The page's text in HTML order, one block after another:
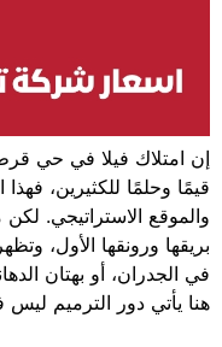
إن امتلاك فيلا في حي
قيمًا وحلمًا للكثيرين،
والموقع الاستراتيجي.
بريقها ورونقها الأول،
في الجدران، أو بهتان
هنا يأتي دور الترميم